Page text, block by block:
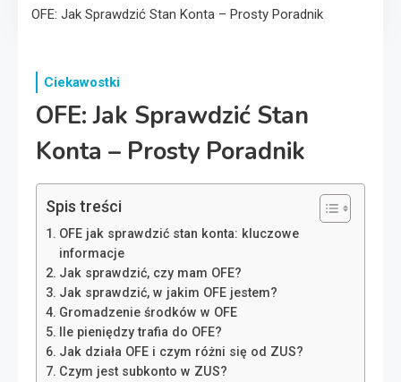
OFE: Jak Sprawdzić Stan Konta – Prosty Poradnik
Ciekawostki
OFE: Jak Sprawdzić Stan
Konta – Prosty Poradnik
Spis treści
OFE jak sprawdzić stan konta: kluczowe
informacje
Jak sprawdzić, czy mam OFE?
Jak sprawdzić, w jakim OFE jestem?
Gromadzenie środków w OFE
Ile pieniędzy trafia do OFE?
Jak działa OFE i czym różni się od ZUS?
Czym jest subkonto w ZUS?